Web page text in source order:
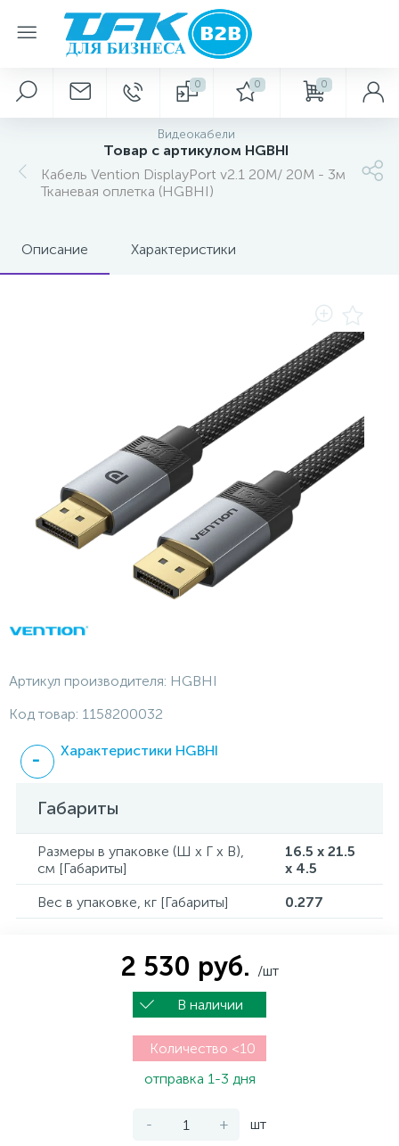
0 0 0
Видеокабели
Товар с артикулом HGBHI
Кабель Vention DisplayPort v2.1 20M/ 20M - 3м
Тканевая оплетка (HGBHI)
Описание Характеристики
Артикул производителя: HGBHI
Код товар: 1158200032
Характеристики HGBHI
Габариты
Размеры в упаковке (Ш x Г x В),
см [Габариты]
16.5 x 21.5
x 4.5
Вес в упаковке, кг [Габариты]
0.277
2 530 руб. /шт
В наличии
Количество <10
отправка 1-3 дня
- + шт